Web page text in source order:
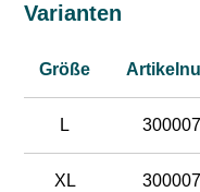
Varianten
Größe
L
XL